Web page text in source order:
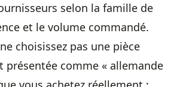
selon la famille de
et le volume commandé.
choisissez pas une pièce
présentée comme « allemande